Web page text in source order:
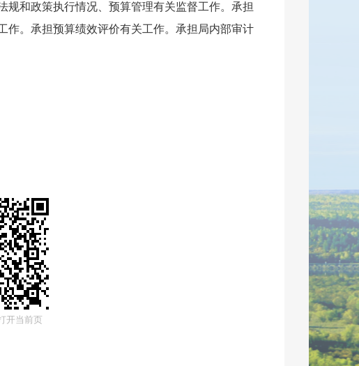
和政策执行情况、预算管理有关监督工作。承担
作。承担预算绩效评价有关工作。承担局内部审计
开当前页